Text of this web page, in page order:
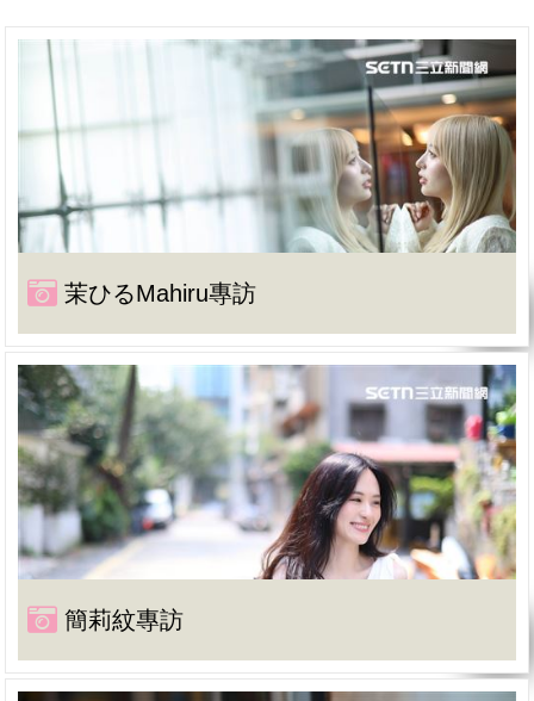
茉ひるMahiru專訪
簡莉紋專訪